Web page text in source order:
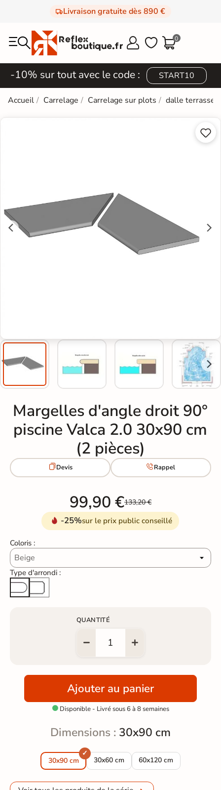
Livraison gratuite dès 890 €
  0
-10% sur tout avec le code : START10
Accueil Carrelage Carrelage sur plots dalle terrasse


Margelles d'angle droit 90°
piscine Valca 2.0 30x90 cm
(2 pièces)
Devis Rappel
99,90 €133,20 €
-25%sur le prix public conseillé
Coloris :
Type d'arrondi :
Arrondi totalArête cassée
QUANTITÉ
Ajouter au panier
Disponible - Livré sous 6 à 8 semaines
Dimensions : 30x90 cm
30x90 cm 30x60 cm
Margelles d'angle droit 90° piscine
60x120 cm
Margelles d'angle droit